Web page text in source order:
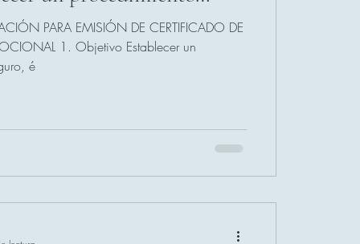
y legalmente
emitir un certificado de
PARA EMISIÓN DE CERTIFICADO DE
Establecer un
é